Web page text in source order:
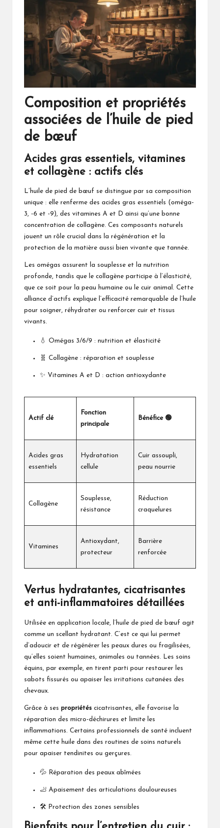
Composition et propriétés
associées de l’huile de pied
de bœuf
Acides gras essentiels, vitamines
et collagène : actifs clés
L’huile de pied de bœuf se distingue par sa composition
unique : elle renferme des acides gras essentiels (oméga-
3, -6 et -9), des vitamines A et D ainsi qu’une bonne
concentration de collagène. Ces composants naturels
jouent un rôle crucial dans la régénération et la
protection de la matière aussi bien vivante que tannée.
Les omégas assurent la souplesse et la nutrition
profonde, tandis que le collagène participe à l’élasticité,
que ce soit pour la peau humaine ou le cuir animal. Cette
alliance d’actifs explique l’efficacité remarquable de l’huile
pour soigner, réhydrater ou renforcer cuir et tissus
vivants.
💧 Omégas 3/6/9 : nutrition et élasticité
🧬 Collagène : réparation et souplesse
✨ Vitamines A et D : action antioxydante
Actif clé
Fonction
principale
Bénéfice 🟢
Acides gras
essentiels
Hydratation
cellule
Cuir assoupli,
peau nourrie
Collagène
Souplesse,
résistance
Réduction
craquelures
Vitamines
Antioxydant,
protecteur
Barrière
renforcée
Vertus hydratantes, cicatrisantes
et anti-inflammatoires détaillées
Utilisée en application locale, l’huile de pied de bœuf agit
comme un scellant hydratant. C’est ce qui lui permet
d’adoucir et de régénérer les peaux dures ou fragilisées,
qu’elles soient humaines, animales ou tannées. Les soins
équins, par exemple, en tirent parti pour restaurer les
sabots fissurés ou apaiser les irritations cutanées des
chevaux.
Grâce à ses propriétés cicatrisantes, elle favorise la
réparation des micro-déchirures et limite les
inflammations. Certains professionnels de santé incluent
même cette huile dans des routines de soins naturels
pour apaiser tendinites ou gerçures.
💦 Réparation des peaux abîmées
🦶 Apaisement des articulations douloureuses
🛠️ Protection des zones sensibles